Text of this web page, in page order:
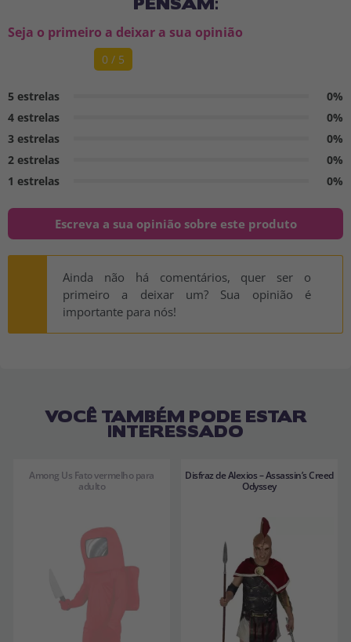
Seja o primeiro a deixar a sua opinião
0 / 5
5 estrelas
0%
4 estrelas
0%
3 estrelas
0%
2 estrelas
0%
1 estrelas
0%
Escreva a sua opinião sobre este produto
Ainda não há comentários, quer ser o
primeiro a deixar um? Sua opinião é
importante para nós!
VOCÊ TAMBÉM PODE ESTAR
INTERESSADO
Among Us Fato vermelho para
adulto
Disfraz de Alexios – Assassin’s Creed
Odyssey